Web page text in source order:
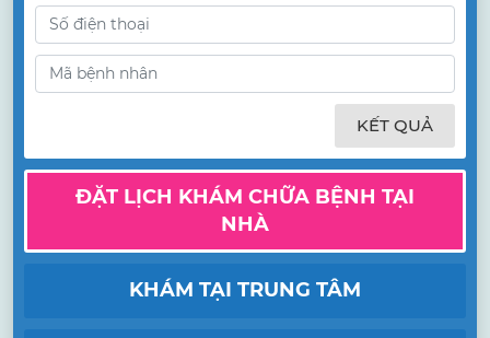
KẾT QUẢ
ĐẶT LỊCH KHÁM CHỮA BỆNH TẠI
NHÀ
KHÁM TẠI TRUNG TÂM